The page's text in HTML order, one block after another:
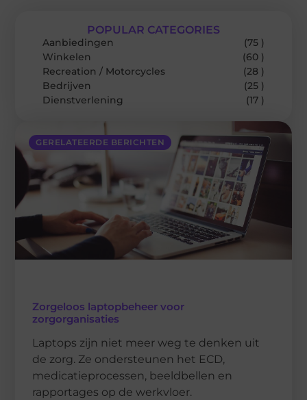
GERELATEERDE BERICHTEN
Zorgeloos laptopbeheer voor
zorgorganisaties
Laptops zijn niet meer weg te denken uit
de zorg. Ze ondersteunen het ECD,
medicatieprocessen, beeldbellen en
rapportages op de werkvloer.
POPULAR CATEGORIES
Aanbiedingen
(75 )
Winkelen
(60 )
Recreation / Motorcycles
(28 )
Bedrijven
(25 )
Dienstverlening
(17 )